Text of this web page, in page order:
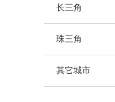
长三角
珠三角
其它城市